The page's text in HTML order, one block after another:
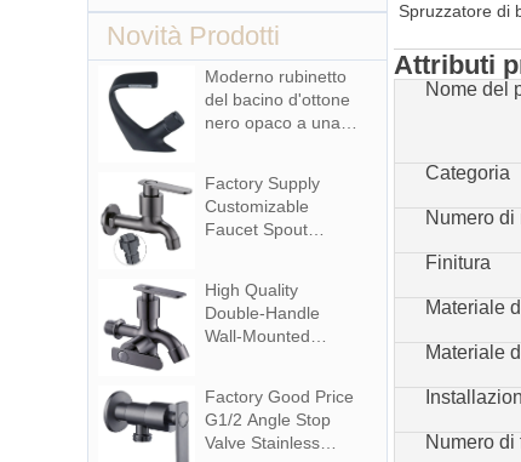
Novità Prodotti
Moderno rubinetto
del bacino d'ottone
nero opaco a una
caratteristica di
rotazione per
Hotel& Apartment
Factory Supply
Customizable
Faucet Spout
Water Tap for
Bathroom Washing
Machine
High Quality
Double-Handle
Wall-Mounted
Basin Washing
Machine for
Graden & Homes
Factory Good Price
G1/2 Angle Stop
Valve Stainless
Spruzzatore di
pressione per
pulizia delle
Attributi
Nome del
Categoria
Numero di
Finitura
Materiale
Materiale
Numero